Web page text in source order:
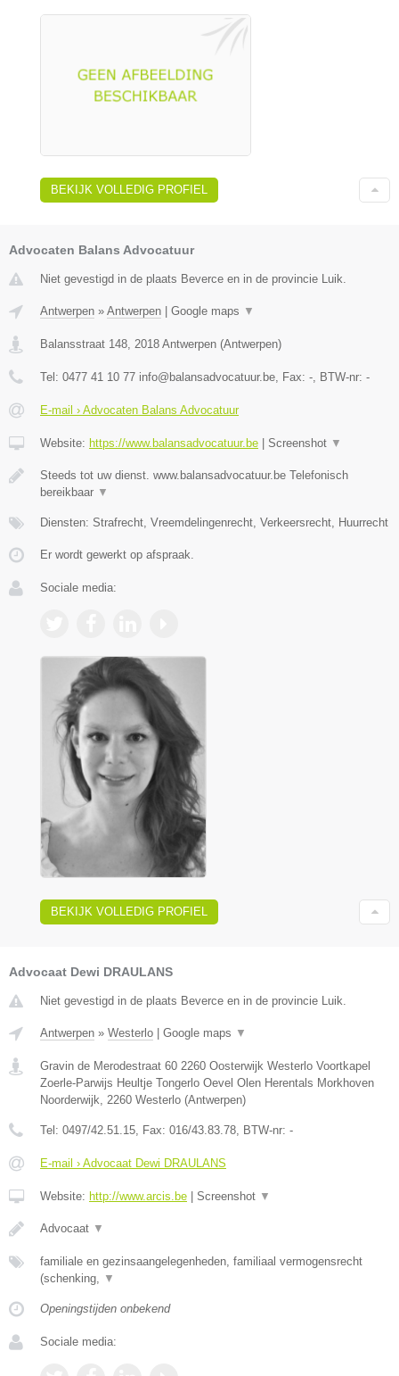
BEKIJK VOLLEDIG PROFIEL
Advocaten Balans Advocatuur
Niet gevestigd in de plaats Beverce en in de provincie Luik.
Antwerpen » Antwerpen | Google maps ▼
Balansstraat 148 2018 Antwerpen (Antwerpen)
Tel: 0477 41 10 77 info@balansadvocatuur.be , Fax: - , BTW-nr: -
E-mail › Advocaten Balans Advocatuur
Website: https://www.balansadvocatuur.be | Screenshot ▼
Steeds tot uw dienst. www.balansadvocatuur.be Telefonisch
bereikbaar ▼
Diensten: Strafrecht, Vreemdelingenrecht, Verkeersrecht, Huurrecht
Er wordt gewerkt op afspraak.
Sociale media:
BEKIJK VOLLEDIG PROFIEL
Advocaat Dewi DRAULANS
Niet gevestigd in de plaats Beverce en in de provincie Luik.
Antwerpen » Westerlo Google maps ▼
Gravin de Merodestraat 60 2260 Oosterwijk Westerlo Voortkapel
Zoerle-Parwijs Heultje Tongerlo Oevel Olen Herentals Morkhoven
Noorderwijk
2260 Westerlo (Antwerpen)
Tel: 0497/42.51.15 , Fax: 016/43.83.78 , BTW-nr: -
E-mail › Advocaat Dewi DRAULANS
Website: http://www.arcis.be Screenshot ▼
Advocaat ▼
familiale en gezinsaangelegenheden, familiaal vermogensrecht
(schenking,
▼
Openingstijden onbekend
Sociale media: